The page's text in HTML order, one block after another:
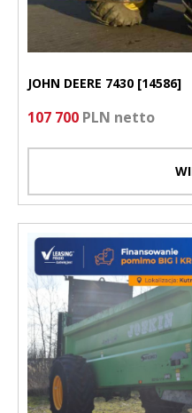
JOHN DEERE 7430 [14586]
107 700 PLN netto